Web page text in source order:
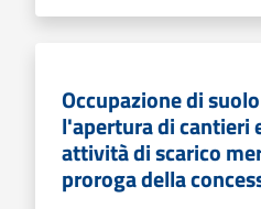
Occupazione di
l'apertura di cantieri
attività di scarico
proroga della